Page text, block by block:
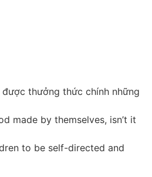
thưởng thức chính những
made by themselves, isn’t it
to be self-directed and